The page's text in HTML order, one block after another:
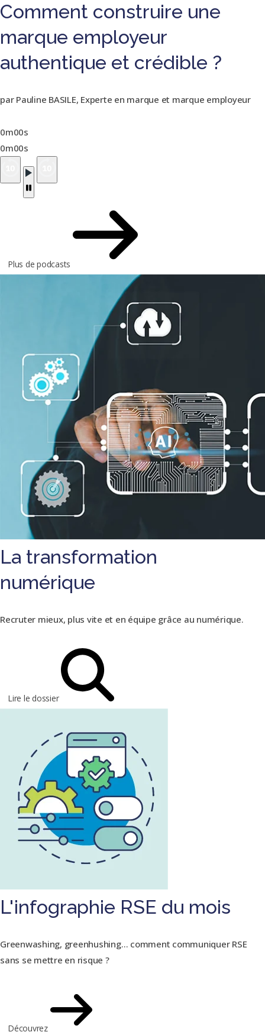
Comment construire une
marque employeur
authentique et crédible ?
par Pauline BASILE, Experte en marque et marque employeur
0m00s
0m00s
Plus de podcasts
La transformation
numérique
Recruter mieux, plus vite et en équipe grâce au numérique.
Lire le dossier
L'infographie RSE du mois
Greenwashing, greenhushing… comment communiquer RSE
sans se mettre en risque ?
Découvrez